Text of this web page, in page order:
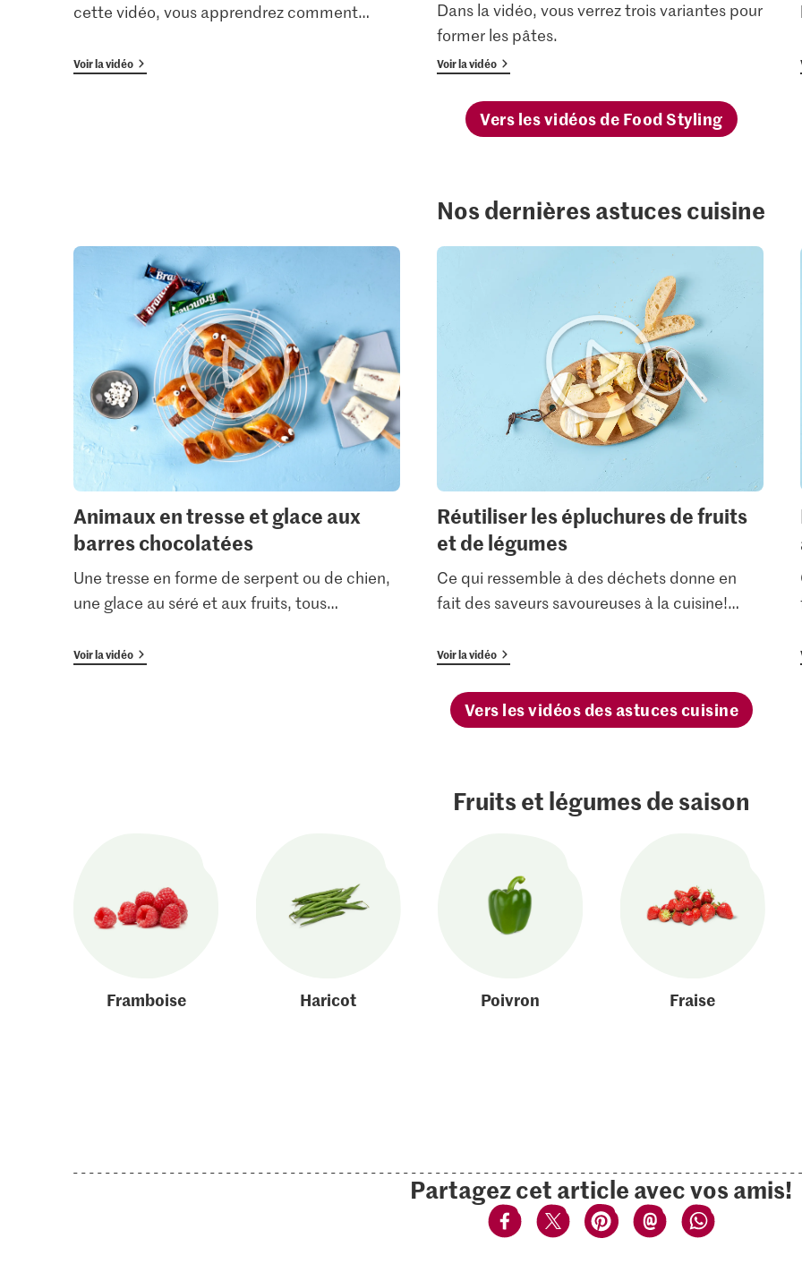
cette vidéo, vous apprendrez comment…
Voir la vidéo
Dans la vidéo, vous verrez trois variantes pour
former les pâtes.
Voir la vidéo
Vers les vidéos de Food Styling
Nos dernières astuces cuisine
Animaux en tresse et glace aux
barres chocolatées
Une tresse en forme de serpent ou de chien,
une glace au séré et aux fruits, tous…
Voir la vidéo
Réutiliser les épluchures de fruits
et de légumes
Ce qui ressemble à des déchets donne en
fait des saveurs savoureuses à la cuisine!…
Voir la vidéo
Vers les vidéos des astuces cuisine
Fruits et légumes de saison
Framboise Haricot Poivron Fraise
Partagez cet article avec vos amis!